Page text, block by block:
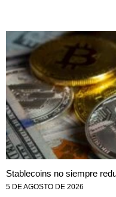
Stablecoins no siempre
5 DE AGOSTO DE 2026